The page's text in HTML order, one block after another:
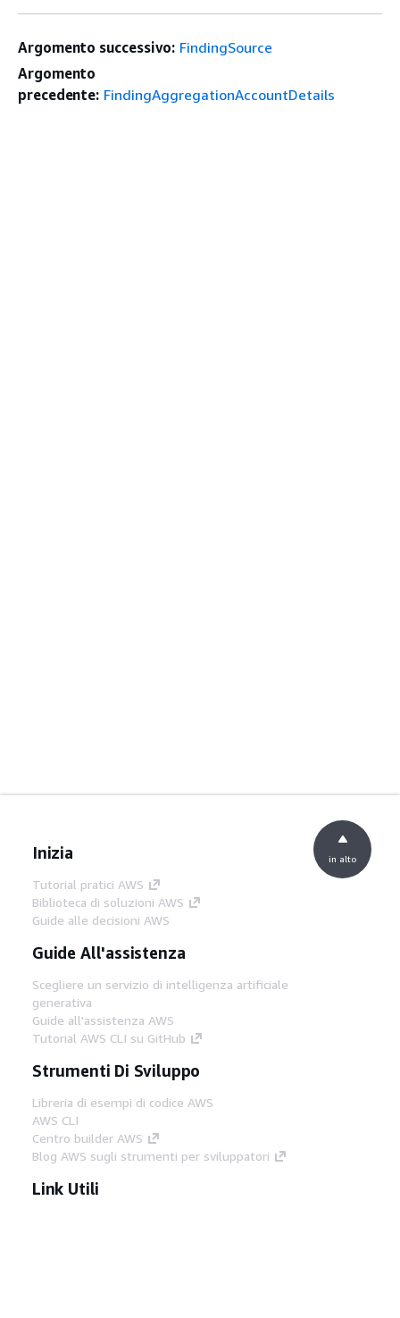
Argomento successivo: FindingSource
Argomento
precedente: FindingAggregationAccountDetails
Inizia
Tutorial pratici AWS
Biblioteca di soluzioni AWS
Guide alle decisioni AWS
Guide All'assistenza
Scegliere un servizio di intelligenza artificiale
generativa
Guide all'assistenza AWS
Tutorial AWS CLI su GitHub
Strumenti Di Sviluppo
Libreria di esempi di codice AWS
AWS CLI
Centro builder AWS
Blog AWS sugli strumenti per sviluppatori
Link Utili
in alto